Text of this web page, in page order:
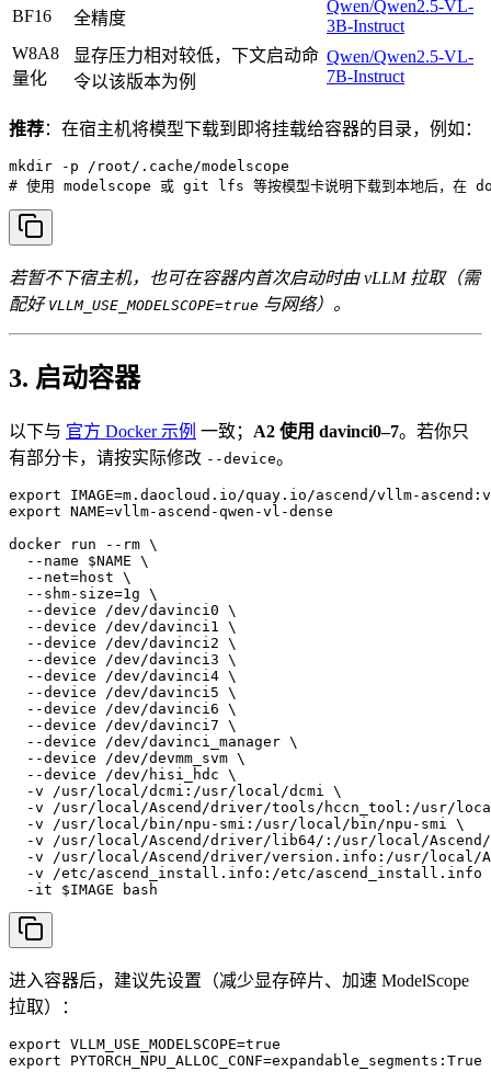
BF16 全精度
Qwen/Qwen2.5-VL-
3B-Instruct
W8A8
量化
显存压力相对较低，下文启动命
令以该版本为例
Qwen/Qwen2.5-VL-
7B-Instruct
推荐：在宿主机将模型下载到即将挂载给容器的目录，例如：
mkdir -p /root/.cache/modelscope
# 使用 modelscope 或 git lfs 等按模型卡说明下载到本地后，
若暂不下宿主机，也可在容器内首次启动时由 vLLM 拉取（需
配好 VLLM_USE_MODELSCOPE=true 与网络）。
3. 启动容器
以下与 官方 Docker 示例 一致； A2 使用 davinci0–7。若你只
有部分卡，请按实际修改 --device。
export IMAGE=m.daocloud.io/quay.io/ascend/vllm-
export NAME=vllm-ascend-qwen-vl-dense
docker run --rm \
  --name $NAME \
  --net=host \
  --shm-size=1g \
  --device /dev/davinci0 \
  --device /dev/davinci1 \
  --device /dev/davinci2 \
  --device /dev/davinci3 \
  --device /dev/davinci4 \
  --device /dev/davinci5 \
  --device /dev/davinci6 \
  --device /dev/davinci7 \
  --device /dev/davinci_manager \
  --device /dev/devmm_svm \
  --device /dev/hisi_hdc \
  -v /usr/local/dcmi:/usr/local/dcmi \
-v /usr/local/Ascend/driver/tools/hccn_tool:/usr/
  -v /usr/local/bin/npu-smi:/usr/local/bin/npu-smi \
-v /usr/local/Ascend/driver/lib64/:/usr/local/
-v /usr/local/Ascend/driver/version.info:/usr/local/
-v /etc/ascend_install.info:/etc/ascend_install.info
  -it $IMAGE bash
进入容器后，建议先设置（减少显存碎片、加速 ModelScope
拉取）：
export VLLM_USE_MODELSCOPE=true
export PYTORCH_NPU_ALLOC_CONF=expandable_segments:True